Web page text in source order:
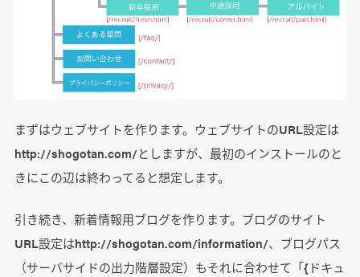
まずはウェブサイトを作ります。ウェブサイトのURL設定は
http://shogotan.com/としますが、最初のインストールのと
きにこの辺は終わってると想定します。
引き続き、新着情報用ブログを作ります。ブログのサイト
URL設定はhttp://shogotan.com/information/、ブログパス
（サーバサイドの出力階層設定）もそれに合わせて「{ドキュ